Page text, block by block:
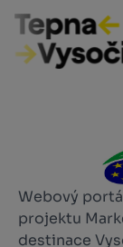
Webový
projektu
destinace